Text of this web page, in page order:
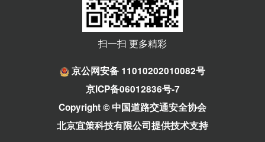
扫一扫 更多精彩
京公网安备 11010202010082号
京ICP备06012836号-7
Copyright © 中国道路交通安全协会
北京宜策科技有限公司提供技术支持